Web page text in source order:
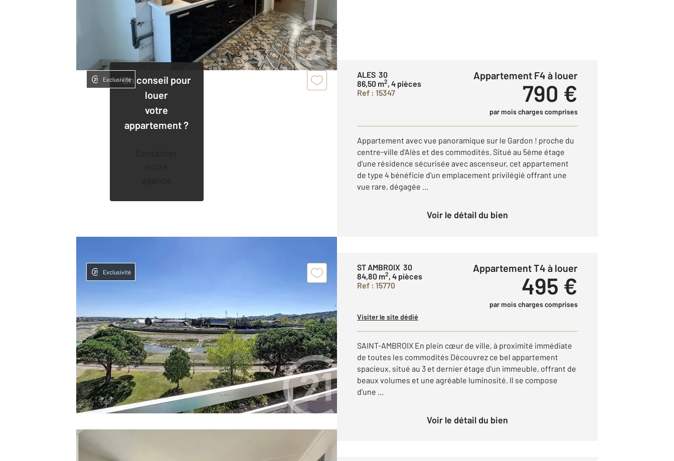
Un conseil pour
louer
votre
appartement ?
notre
Exclusivité
ALES 30
86,50 m2, 4 pièces
Ref : 15347
Appartement F4 à louer
790 €
par mois charges comprises
Appartement avec vue panoramique sur le Gardon ! proche du
centre-ville d'Alès et des commodités. Situé au 5ème étage
d'une résidence sécurisée avec ascenseur, cet appartement
de type 4 bénéficie d'un emplacement privilégié offrant une
vue rare, dégagée ...
Voir le détail du bien
Exclusivité
ST AMBROIX 30
84,80 m2, 4 pièces
Ref : 15770
Appartement T4 à louer
495 €
par mois charges comprises
Visiter le site dédié
SAINT-AMBROIX En plein cœur de ville, à proximité immédiate
de toutes les commodités Découvrez ce bel appartement
spacieux, situé au 3 et dernier étage d'un immeuble, offrant de
beaux volumes et une agréable luminosité. Il se compose
d'une ...
Voir le détail du bien